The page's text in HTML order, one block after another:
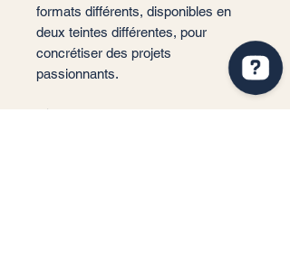
formats différents, disponibles en
deux teintes différentes, pour
concrétiser des projets
passionnants.